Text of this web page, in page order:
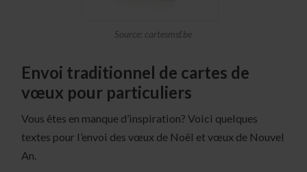
Source: cartesmsf.be
Envoi traditionnel de cartes de
vœux pour particuliers
Vous êtes en manque d’inspiration? Voici quelques
textes pour l’envoi des vœux de Noël et vœux de Nouvel
An.